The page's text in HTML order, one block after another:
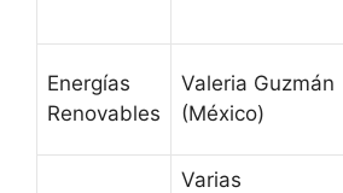
Energías
Renovables
Valeria Guzmán
(México)
Varias